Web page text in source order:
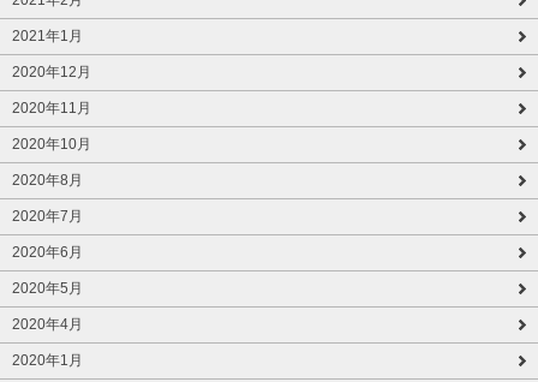
2021年1月
2020年12月
2020年11月
2020年10月
2020年8月
2020年7月
2020年6月
2020年5月
2020年4月
2020年1月